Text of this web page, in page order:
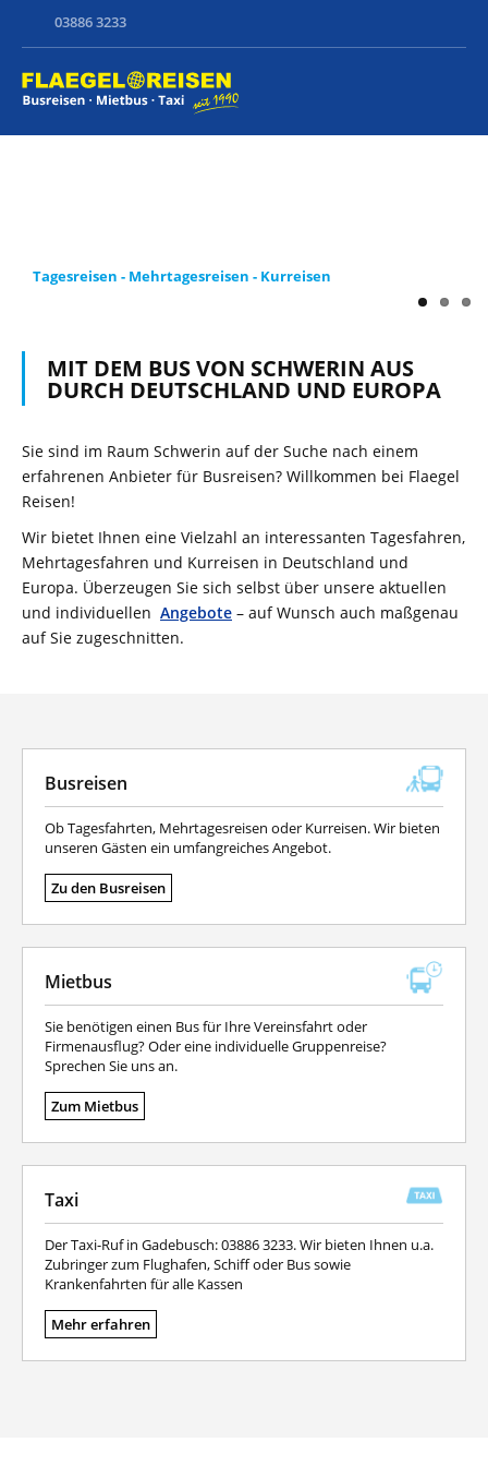
03886 3233
Tagesreisen - Mehrtagesreisen - Kurreisen
MIT DEM BUS VON SCHWERIN AUS
DURCH DEUTSCHLAND UND EUROPA
Sie sind im Raum Schwerin auf der Suche nach einem
erfahrenen Anbieter für Busreisen? Willkommen bei Flaegel
Reisen!
Wir bietet Ihnen eine Vielzahl an interessanten Tagesfahren,
Mehrtagesfahren und Kurreisen in Deutschland und
Europa. Überzeugen Sie sich selbst über unsere aktuellen
und individuellen Angebote – auf Wunsch auch maßgenau
auf Sie zugeschnitten.
Busreisen
Ob Tagesfahrten, Mehrtagesreisen oder Kurreisen. Wir bieten
unseren Gästen ein umfangreiches Angebot.
Zu den Busreisen
Mietbus
Sie benötigen einen Bus für Ihre Vereinsfahrt oder
Firmenausflug? Oder eine individuelle Gruppenreise?
Sprechen Sie uns an.
Zum Mietbus
Taxi
Der Taxi-Ruf in Gadebusch: 03886 3233. Wir bieten Ihnen u.a.
Zubringer zum Flughafen, Schiff oder Bus sowie
Krankenfahrten für alle Kassen
Mehr erfahren